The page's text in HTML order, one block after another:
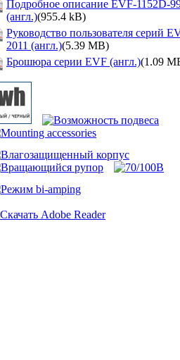
Подробное описание EVF-1152D-
(англ.)(955.4 kB)
Руководство пользователя серий
2011 (англ.)(5.39 MB)
Брошюра серии EVF (англ.)(1.09